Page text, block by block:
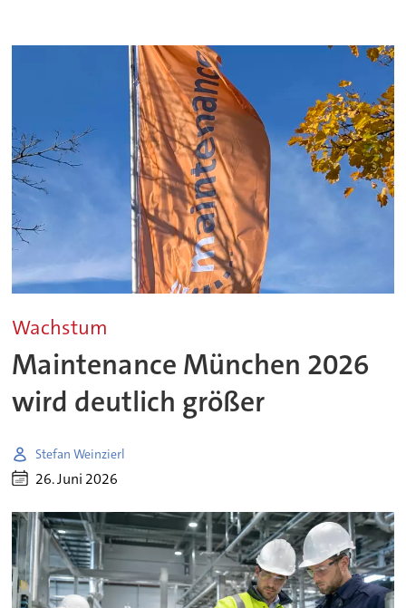
Wachstum
Maintenance München 2026
wird deutlich größer
Stefan Weinzierl
26. Juni 2026